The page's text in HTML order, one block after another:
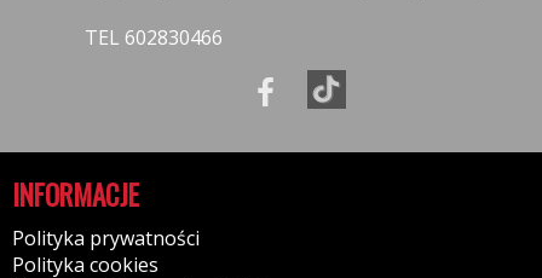
TEL 602830466
INFORMACJE
Polityka prywatności
Polityka cookies